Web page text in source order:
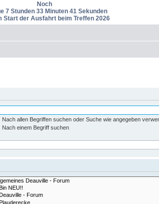
Noch
7 Stunden 33 Minuten 41 Sekunden
Start der Ausfahrt beim Treffen 2026
Nach allen Begriffen suchen oder Suche wie angegeben
Nach einem Begriff suchen